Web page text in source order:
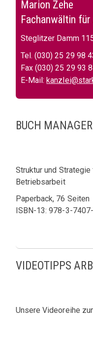
Marion Zehe
Fachanwältin
Steglitzer Damm
Tel. (030) 25 29 98
Fax (030) 25 29 93
E-Mail:
BUCH
Struktur und
Betriebsarbeit
Paperback, 76 Seiten
ISBN-13: 978-3-
VIDEOTIPPS
Unsere Videoreihe